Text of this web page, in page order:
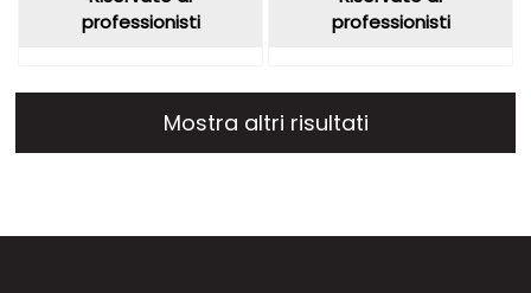
professionisti
professionisti
Mostra altri risultati